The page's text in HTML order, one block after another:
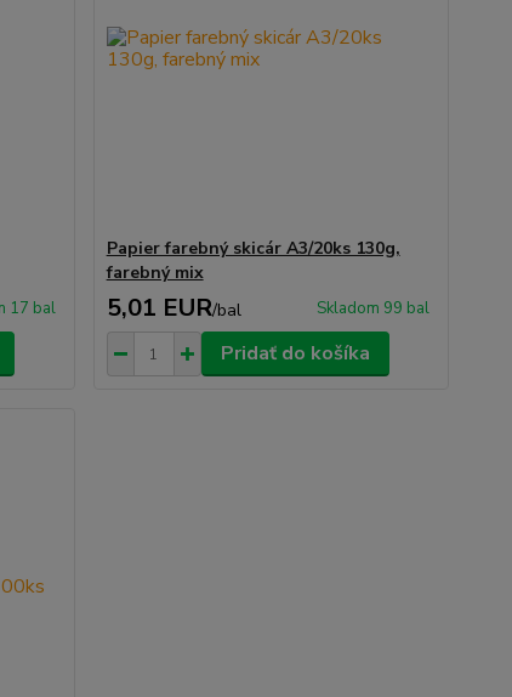
17 bal
Papier farebný skicár A3/20ks 130g,
farebný mix
5,01 EUR/bal Skladom 99 bal
Pridať do košíka